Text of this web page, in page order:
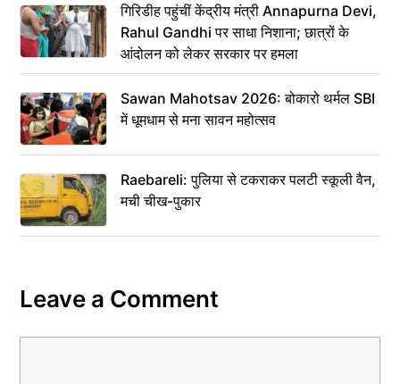
गिरिडीह पहुंचीं केंद्रीय मंत्री Annapurna Devi,
Rahul Gandhi पर साधा निशाना; छात्रों के
आंदोलन को लेकर सरकार पर हमला
Sawan Mahotsav 2026: बोकारो थर्मल SBI
में धूमधाम से मना सावन महोत्सव
Raebareli: पुलिया से टकराकर पलटी स्कूली वैन,
मची चीख-पुकार
Leave a Comment